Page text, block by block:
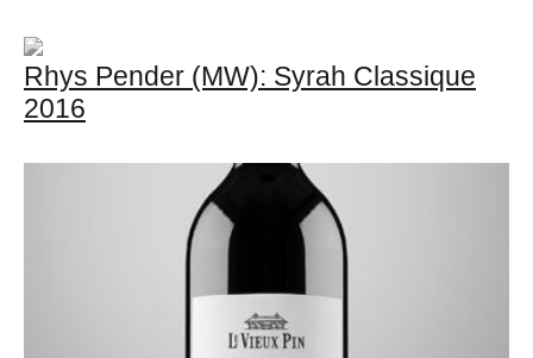
Rhys Pender (MW): Syrah Classique
2016